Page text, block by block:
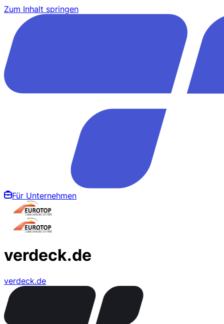
Zum Inhalt springen
Für Unternehmen
verdeck.de
verdeck.de